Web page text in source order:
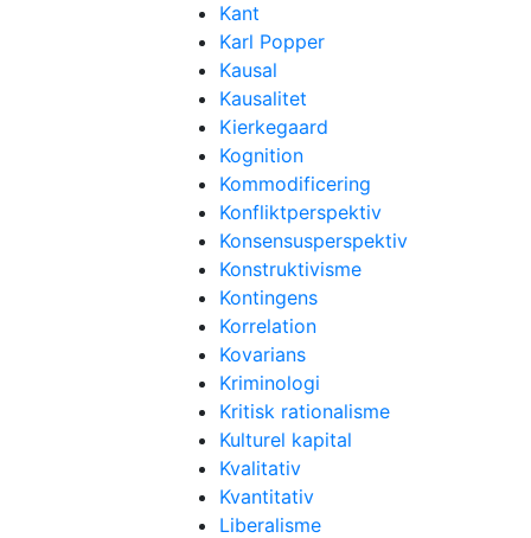
Kant
Karl Popper
Kausal
Kausalitet
Kierkegaard
Kognition
Kommodificering
Konfliktperspektiv
Konsensusperspektiv
Konstruktivisme
Kontingens
Korrelation
Kovarians
Kriminologi
Kritisk rationalisme
Kulturel kapital
Kvalitativ
Kvantitativ
Liberalisme